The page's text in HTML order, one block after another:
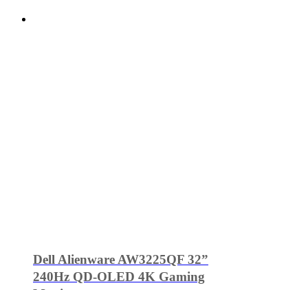
Dell Alienware AW3225QF 32”
240Hz QD-OLED 4K Gaming